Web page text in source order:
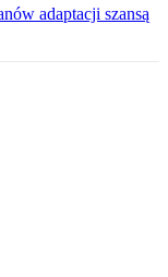
adaptacji szansą